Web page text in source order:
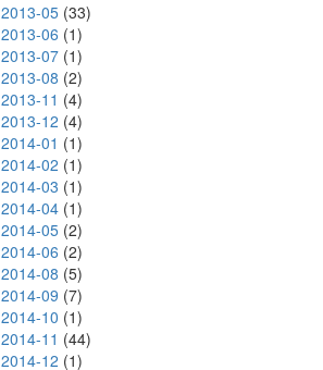
2013-05(33)
2013-06 (1)
2013-07(1)
2013-08 (2)
2013-11 (4)
2013-12 (4)
2014-01 (1)
2014-02 (1)
2014-03 (1)
2014-04(1)
2014-05(2)
2014-06 (2)
2014-08 (5)
2014-09 (7)
2014-10 (1)
2014-11 (44)
2014-12 (1)